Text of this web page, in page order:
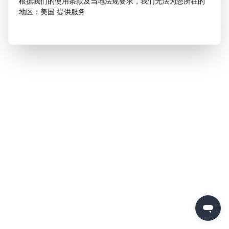
地区：美国 提供服务